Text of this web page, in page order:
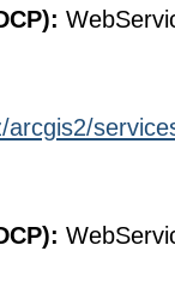
arcgis2/